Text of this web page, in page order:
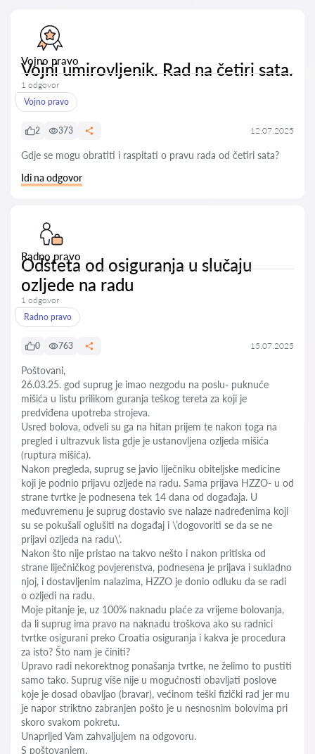
Vojno pravo
Vojni umirovljenik. Rad na četiri sata.
1 odgovor
Vojno pravo
2 373 12.07.2025
Gdje se mogu obratiti i raspitati o pravu rada od četiri sata?
Idi na odgovor
Radno pravo
Odšteta od osiguranja u slučaju
ozljede na radu
1 odgovor
Radno pravo
0 763 15.07.2025
Poštovani,
26.03.25. god suprug je imao nezgodu na poslu- puknuće
mišića u listu prilikom guranja teškog tereta za koji je
predviđena upotreba strojeva.
Usred bolova, odveli su ga na hitan prijem te nakon toga na
pregled i ultrazvuk lista gdje je ustanovljena ozljeda mišića
(ruptura mišića).
Nakon pregleda, suprug se javio liječniku obiteljske medicine
koji je podnio prijavu ozljede na radu. Sama prijava HZZO- u od
strane tvrtke je podnesena tek 14 dana od događaja. U
međuvremenu je suprug dostavio sve nalaze nadređenima koji
su se pokušali oglušiti na događaj i \’dogovoriti se da se ne
prijavi ozljeda na radu\’.
Nakon što nije pristao na takvo nešto i nakon pritiska od
strane liječničkog povjerenstva, podnesena je prijava i sukladno
njoj, i dostavljenim nalazima, HZZO je donio odluku da se radi
o ozljedi na radu.
Moje pitanje je, uz 100% naknadu plaće za vrijeme bolovanja,
da li suprug ima pravo na naknadu troškova ako su radnici
tvrtke osigurani preko Croatia osiguranja i kakva je procedura
za isto? Što nam je činiti?
Upravo radi nekorektnog ponašanja tvrtke, ne želimo to pustiti
samo tako. Suprug više nije u mogućnosti obavljati poslove
koje je dosad obavljao (bravar), većinom teški fizički rad jer mu
je napor striktno zabranjen pošto je u nesnosnim bolovima pri
skoro svakom pokretu.
Unaprijed Vam zahvaljujem na odgovoru.
S poštovanjem,